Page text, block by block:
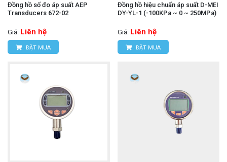
Đồng hồ số đo áp suất AEP
Transducers 672-02
Giá: Liên hệ
ĐẶT MUA
Đồng hồ hiệu chuẩn áp suất D-MEI
DY-YL-1 (-100KPa ~ 0 ~ 250MPa)
Giá: Liên hệ
ĐẶT MUA